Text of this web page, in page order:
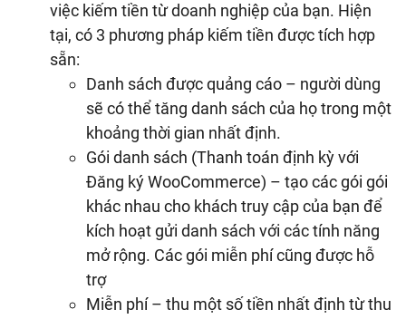
việc kiếm tiền từ doanh nghiệp của bạn. Hiện
tại, có 3 phương pháp kiếm tiền được tích hợp
sẵn:
Danh sách được quảng cáo – người dùng
sẽ có thể tăng danh sách của họ trong một
khoảng thời gian nhất định.
Gói danh sách (Thanh toán định kỳ với
Đăng ký WooCommerce) – tạo các gói gói
khác nhau cho khách truy cập của bạn để
kích hoạt gửi danh sách với các tính năng
mở rộng. Các gói miễn phí cũng được hỗ
trợ
Miễn phí – thu một số tiền nhất định từ thu